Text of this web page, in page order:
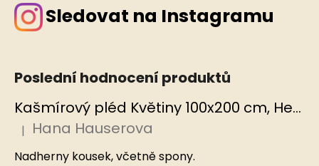
Sledovat na Instagramu
Poslední hodnocení produktů
Kašmírový pléd Květiny 100x200 cm, Hedvábný svět
Hodnocení produktu je 5 z 5 hvězdiček.
| Hana Hauserova
Nadherny kousek, včetně spony.